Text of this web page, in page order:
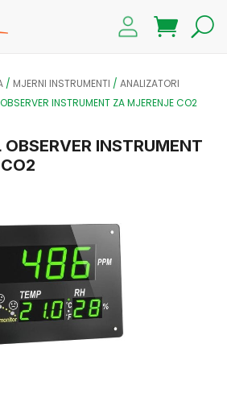
/ MJERNI INSTRUMENTI /ANALIZATORI
INSTRUMENT ZA MJERENJE CO2
INSTRUMENT